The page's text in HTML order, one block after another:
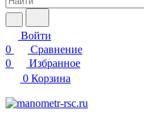
Войти
0
Сравнение
0
Избранное
0 Корзина